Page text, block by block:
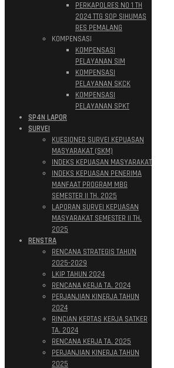
PERKAPOLRES NO 1 TH
2024 TTG SOP SIHUMAS
RES PEMALANG
KOMPENSASI
KOMPENSASI
PELAYANAN SIM
KOMPENSASI
PELAYANAN SKCK
KOMPENSASI
PELAYANAN SPKT
SP4N LAPOR
SURVEI
KUESIONER SURVEI KEPUASAN
MASYARAKAT (SKM)
INDEKS KEPUASAN MASYARAKAT
INDEKS KEPUASAN PENERIMA
MANFAAT PROGRAM MBG
SEMESTER II TH. 2025
LAPORAN SURVEI KEPUASAN
MASYARAKAT SEMESTER II TH.
2025
RENSTRA
RENCANA STRATEGIS TAHUN
2025-2029
LKIP TAHUN 2024
RENCANA KERJA TA. 2024
PERJANJIAN KINERJA TAHUN
2024
RINCIAN KERTAS KERJA SATKER
TA. 2024
RENCANA KERJA TA. 2025
PERJANJIAN KINERJA TAHUN
2025